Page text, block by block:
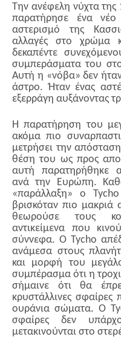
Την ανέφελη νύχτα
παρατήρησε ένα
αστερισμό της
αλλαγές στο χρώμα
δεκαπέντε
συμπεράσματα του
Αυτή η «νόβα» δεν
άστρο. Ήταν ένας
εξερράγη αυξάνοντας
Η παρατήρηση του
ακόμα πιο
μετρήσει την
θέση του ως προς
αυτή παρατηρήθηκε
ανά την Ευρώπη.
«παράλλαξη» ο
βρισκόταν πιο μακριά
θεωρούσε τους
αντικείμενα που
σύννεφα. Ο Tycho
ανάμεσα στους
και μορφή του
συμπέρασμα ότι η
σήμαινε ότι θα
κρυστάλλινες
ουράνια σώματα. Ο
σφαίρες δεν
μετακινούνται στο